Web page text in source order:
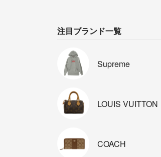
注目ブランド一覧
Supreme
LOUIS VUITTON
COACH